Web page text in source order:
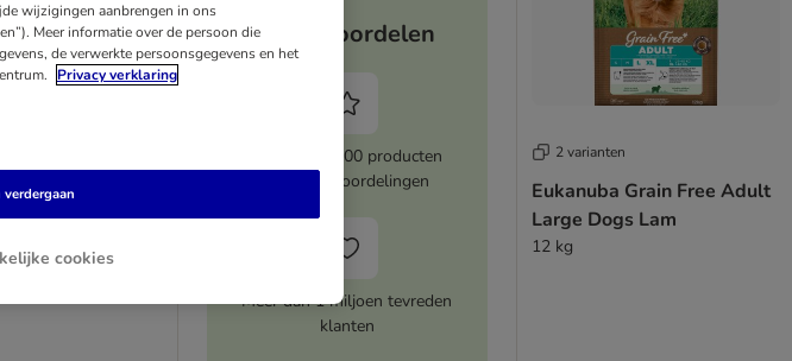
20/8
x 15 kg
Jouw voordelen
Meer dan 8000 producten
met topbeoordelingen
Meer dan 1 miljoen tevreden
klanten
2 varianten
Eukanuba Grain Free Adult
Large Dogs Lam
12 kg
wijzigingen aanbrengen in ons
Meer informatie over de persoon die
de verwerkte persoonsgegevens en het
Privacy verklaring
cookies